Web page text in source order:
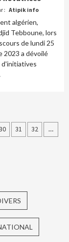
: Atipik info
algérien,
Tebboune, lors
de lundi 25
2023 a dévoilé
d'initiatives
31 32 …